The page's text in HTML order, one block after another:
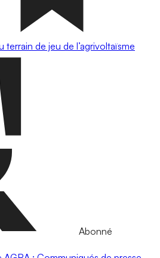
de jeu de l’agrivoltaïsme
Abonné